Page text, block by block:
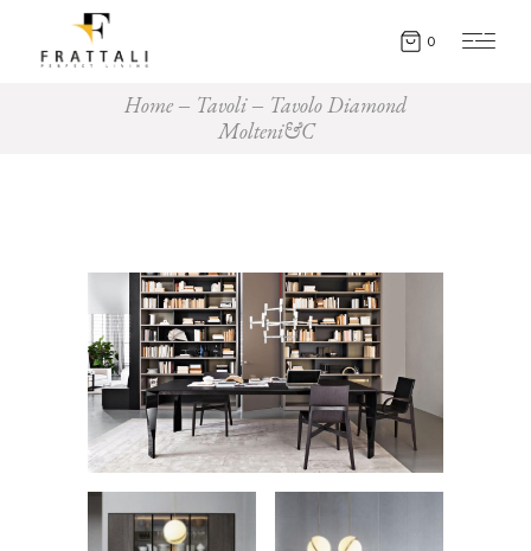
0
Home Tavoli
Tavolo Diamond
Molteni&C